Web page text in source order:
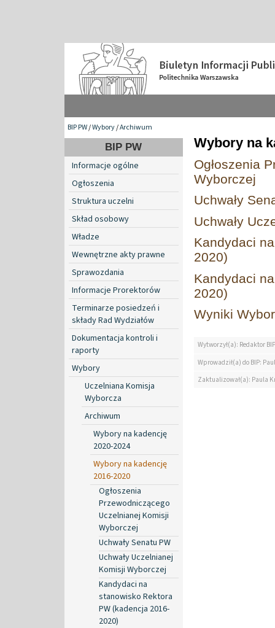
BIP PW/Wybory/Archiwum
BIP PW
Informacje ogólne
Ogłoszenia
Struktura uczelni
Skład osobowy
Władze
Wewnętrzne akty prawne
Sprawozdania
Informacje Prorektorów
Terminarze posiedzeń i
składy Rad Wydziałów
Dokumentacja kontroli i
raporty
Wybory
Uczelniana Komisja
Wyborcza
Archiwum
Wybory na kadencję
2020-2024
Wybory na kadencję
2016-2020
Ogłoszenia
Przewodniczącego
Uczelnianej Komisji
Wyborczej
Uchwały Senatu PW
Uchwały Uczelnianej
Komisji Wyborczej
Kandydaci na
stanowisko Rektora
PW (kadencja 2016-
2020)
Wybory na
Ogłoszenia
Wyborczej
Uchwały
Uchwały
Kandydaci
2020)
Kandydaci
2020)
Wyniki
Wytworzył(a): Redaktor BIP
Wprowadził(a) do BIP:
Zaktualizował(a): Paula